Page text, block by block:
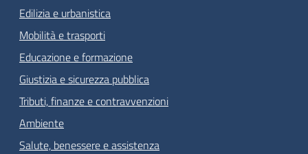
Edilizia e urbanistica
Mobilità e trasporti
Educazione e formazione
Giustizia e sicurezza pubblica
Tributi, finanze e contravvenzioni
Ambiente
Salute, benessere e assistenza